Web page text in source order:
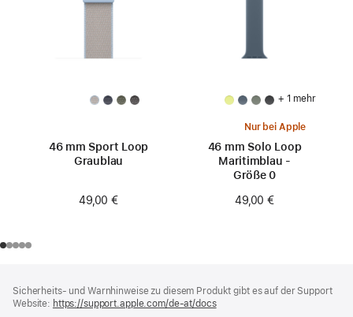
46 mm Sport Loop
Graublau
49,00 €
+ 1 mehr
Nur bei Apple
46 mm Solo Loop
Maritimblau -
Größe 0
49,00 €
Sicherheits- und Warnhinweise zu diesem Produkt gibt es auf der Support
Website: https://support.apple.com/de-at/docs(öffnet